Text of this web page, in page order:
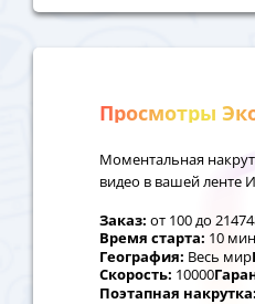
Просмотры
Моментальная
видео в вашей ленте
Заказ: от 100 до
Время старта: 10
География: Весь мир
Скорость: 10000
Поэтапная накрутка: